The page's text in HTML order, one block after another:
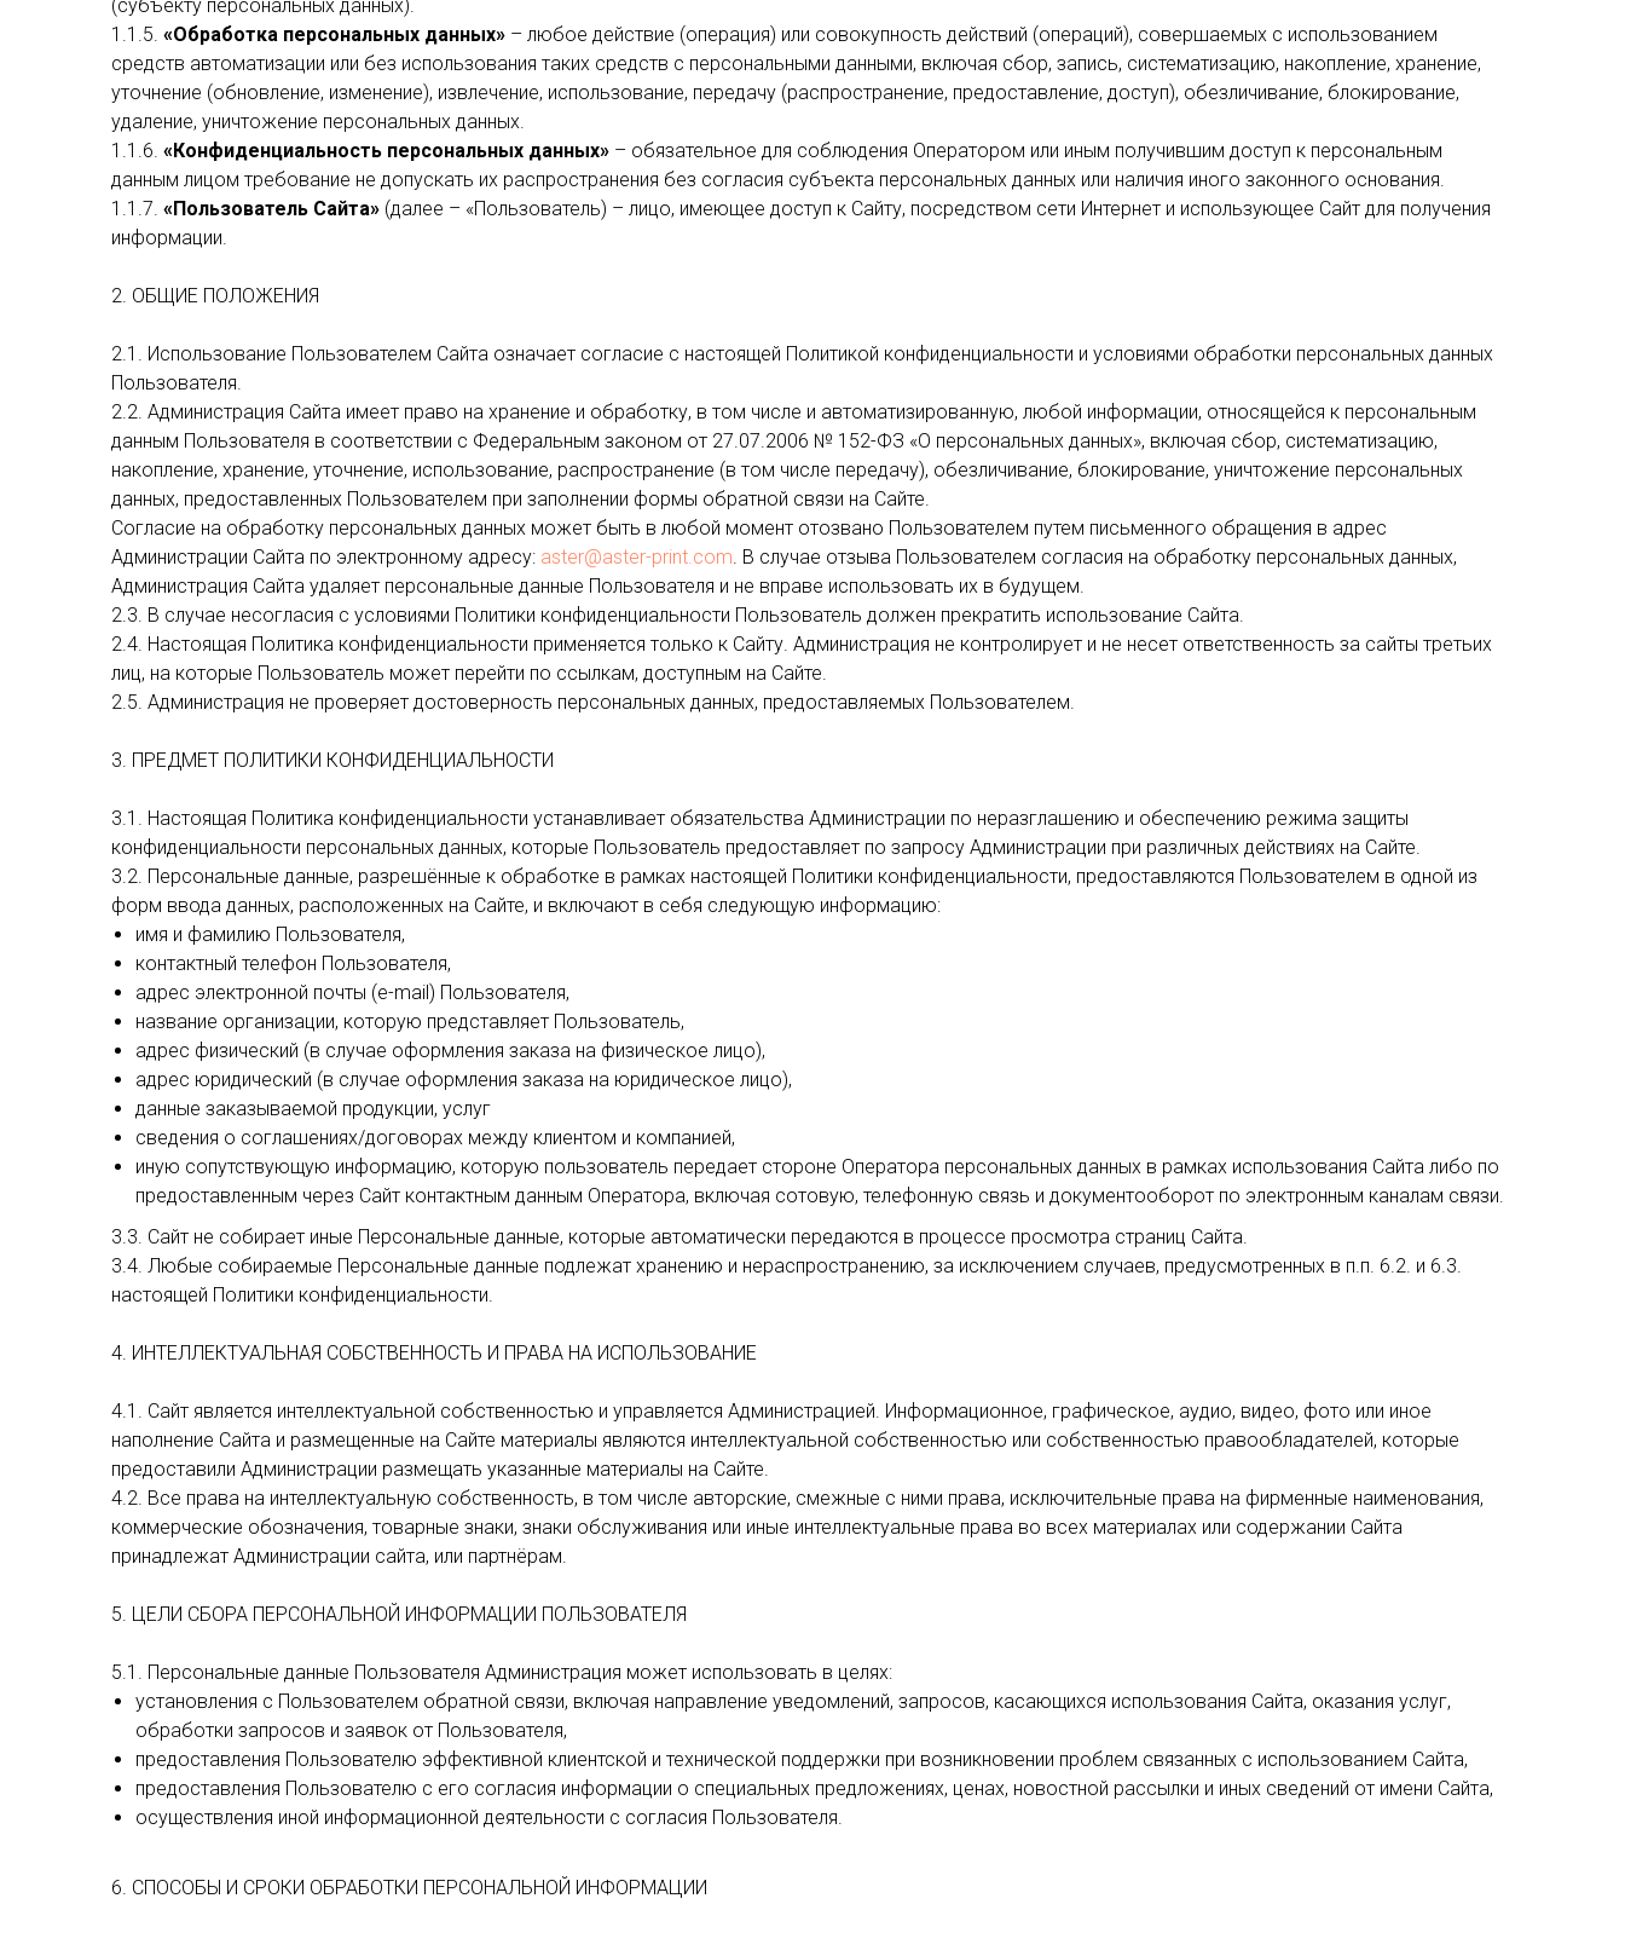
(субъекту персональных данных).
1.1.5. «Обработка персональных данных» – любое действие (операция) или совокупность действий (операций), совершаемых с использованием
средств автоматизации или без использования таких средств с персональными данными, включая сбор, запись, систематизацию, накопление, хранение,
уточнение (обновление, изменение), извлечение, использование, передачу (распространение, предоставление, доступ), обезличивание, блокирование,
удаление, уничтожение персональных данных.
1.1.6. «Конфиденциальность персональных данных» – обязательное для соблюдения Оператором или иным получившим доступ к персональным
данным лицом требование не допускать их распространения без согласия субъекта персональных данных или наличия иного законного основания.
1.1.7. «Пользователь Сайта» (далее – «Пользователь) – лицо, имеющее доступ к Сайту, посредством сети Интернет и использующее Сайт для получения
информации.
2. ОБЩИЕ ПОЛОЖЕНИЯ
2.1. Использование Пользователем Сайта означает согласие с настоящей Политикой конфиденциальности и условиями обработки персональных данных
Пользователя.
2.2. Администрация Сайта имеет право на хранение и обработку, в том числе и автоматизированную, любой информации, относящейся к персональным
данным Пользователя в соответствии с Федеральным законом от 27.07.2006 № 152-ФЗ «О персональных данных», включая сбор, систематизацию,
накопление, хранение, уточнение, использование, распространение (в том числе передачу), обезличивание, блокирование, уничтожение персональных
данных, предоставленных Пользователем при заполнении формы обратной связи на Сайте.
Согласие на обработку персональных данных может быть в любой момент отозвано Пользователем путем письменного обращения в адрес
Администрации Сайта по электронному адресу: aster@aster-print.com. В случае отзыва Пользователем согласия на обработку персональных данных,
Администрация Сайта удаляет персональные данные Пользователя и не вправе использовать их в будущем.
2.3. В случае несогласия с условиями Политики конфиденциальности Пользователь должен прекратить использование Сайта.
2.4. Настоящая Политика конфиденциальности применяется только к Сайту. Администрация не контролирует и не несет ответственность за сайты третьих
лиц, на которые Пользователь может перейти по ссылкам, доступным на Сайте.
2.5. Администрация не проверяет достоверность персональных данных, предоставляемых Пользователем.
3. ПРЕДМЕТ ПОЛИТИКИ КОНФИДЕНЦИАЛЬНОСТИ
3.1. Настоящая Политика конфиденциальности устанавливает обязательства Администрации по неразглашению и обеспечению режима защиты
конфиденциальности персональных данных, которые Пользователь предоставляет по запросу Администрации при различных действиях на Сайте.
3.2. Персональные данные, разрешённые к обработке в рамках настоящей Политики конфиденциальности, предоставляются Пользователем в одной из
форм ввода данных, расположенных на Сайте, и включают в себя следующую информацию:
имя и фамилию Пользователя,
контактный телефон Пользователя,
адрес электронной почты (e-mail) Пользователя,
название организации, которую представляет Пользователь,
адрес физический (в случае оформления заказа на физическое лицо),
адрес юридический (в случае оформления заказа на юридическое лицо),
данные заказываемой продукции, услуг
сведения о соглашениях/договорах между клиентом и компанией,
иную сопутствующую информацию, которую пользователь передает стороне Оператора персональных данных в рамках использования Сайта либо по
предоставленным через Сайт контактным данным Оператора, включая сотовую, телефонную связь и документооборот по электронным каналам связи.
3.3. Сайт не собирает иные Персональные данные, которые автоматически передаются в процессе просмотра страниц Сайта.
3.4. Любые собираемые Персональные данные подлежат хранению и нераспространению, за исключением случаев, предусмотренных в п.п. 6.2. и 6.3.
настоящей Политики конфиденциальности.
4. ИНТЕЛЛЕКТУАЛЬНАЯ СОБСТВЕННОСТЬ И ПРАВА НА ИСПОЛЬЗОВАНИЕ
4.1. Сайт является интеллектуальной собственностью и управляется Администрацией. Информационное, графическое, аудио, видео, фото или иное
наполнение Сайта и размещенные на Сайте материалы являются интеллектуальной собственностью или собственностью правообладателей, которые
предоставили Администрации размещать указанные материалы на Сайте.
4.2. Все права на интеллектуальную собственность, в том числе авторские, смежные с ними права, исключительные права на фирменные наименования,
коммерческие обозначения, товарные знаки, знаки обслуживания или иные интеллектуальные права во всех материалах или содержании Сайта
принадлежат Администрации сайта, или партнёрам.
5. ЦЕЛИ СБОРА ПЕРСОНАЛЬНОЙ ИНФОРМАЦИИ ПОЛЬЗОВАТЕЛЯ
5.1. Персональные данные Пользователя Администрация может использовать в целях:
установления с Пользователем обратной связи, включая направление уведомлений, запросов, касающихся использования Сайта, оказания услуг,
обработки запросов и заявок от Пользователя,
предоставления Пользователю эффективной клиентской и технической поддержки при возникновении проблем связанных с использованием Сайта,
предоставления Пользователю с его согласия информации о специальных предложениях, ценах, новостной рассылки и иных сведений от имени Сайта,
осуществления иной информационной деятельности с согласия Пользователя.
6. СПОСОБЫ И СРОКИ ОБРАБОТКИ ПЕРСОНАЛЬНОЙ ИНФОРМАЦИИ